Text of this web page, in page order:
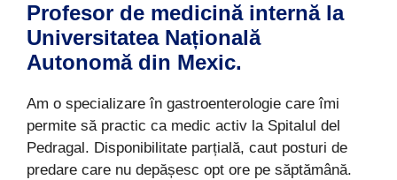
Profesor de medicină internă la
Universitatea Națională
Autonomă din Mexic.
Am o specializare în gastroenterologie care îmi
permite să practic ca medic activ la Spitalul del
Pedragal. Disponibilitate parțială, caut posturi de
predare care nu depășesc opt ore pe săptămână.